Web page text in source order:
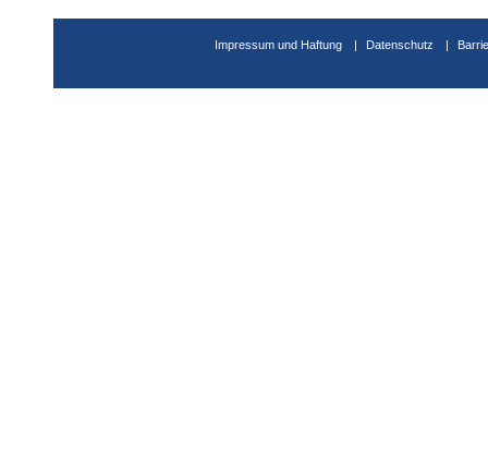
Impressum und Haftung Datenschutz